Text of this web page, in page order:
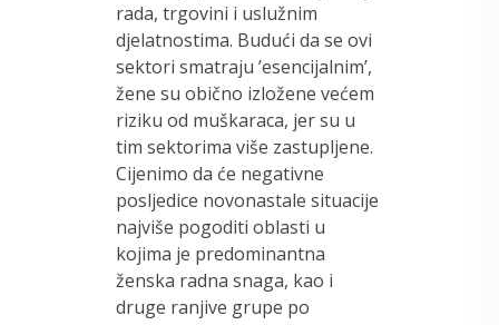
rada, trgovini i uslužnim
djelatnostima. Budući da se ovi
sektori smatraju ’esencijalnim’,
žene su obično izložene većem
riziku od muškaraca, jer su u
tim sektorima više zastupljene.
Cijenimo da će negativne
posljedice novonastale situacije
najviše pogoditi oblasti u
kojima je predominantna
ženska radna snaga, kao i
druge ranjive grupe po